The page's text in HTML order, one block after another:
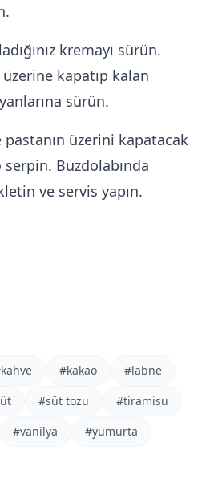
kremayı sürün.
kapatıp kalan
sürün.
pastanın üzerini kapatacak
Buzdolabında
ve servis yapın.
kahve #kakao #labne
#süt tozu #tiramisu
#vanilya #yumurta